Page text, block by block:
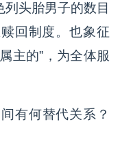
头胎男子的数目
回制度。也象征
主的”，为全体服
有何替代关系？